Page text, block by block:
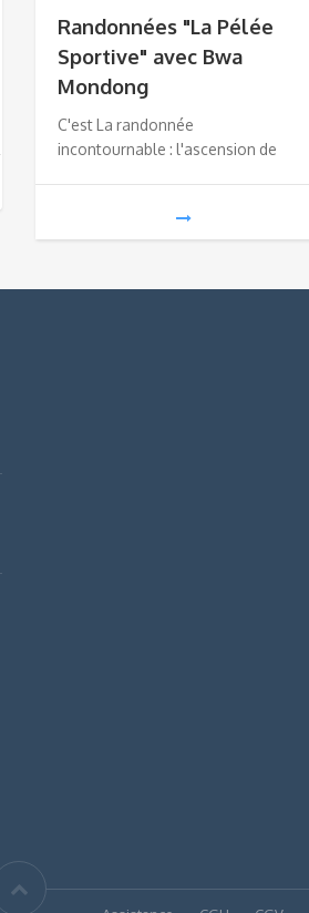
Randonnées "La Pélée
Sportive" avec Bwa
Mondong
C'est La randonnée
incontournable : l'ascension de